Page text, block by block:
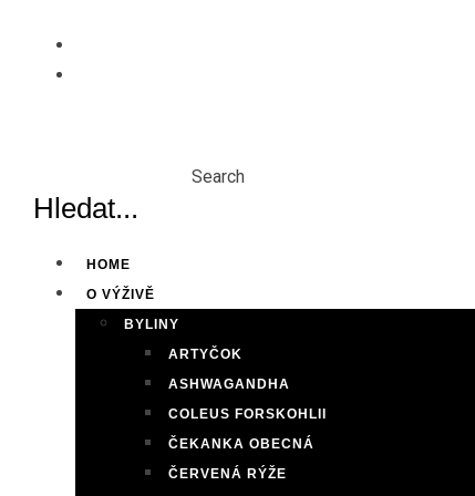
content
Search
HOME
O VÝŽIVĚ
BYLINY
ARTYČOK
ASHWAGANDHA
COLEUS FORSKOHLII
ČEKANKA OBECNÁ
ČERVENÁ RÝŽE